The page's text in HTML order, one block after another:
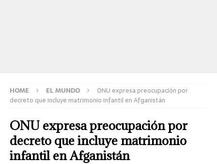
HOME EL MUNDO
ONU expresa preocupación por
decreto que incluye matrimonio infantil en Afganistán
ONU expresa preocupación por
decreto que incluye matrimonio
infantil en Afganistán